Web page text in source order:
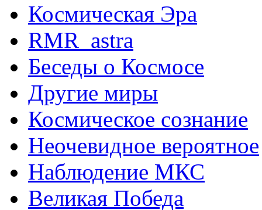
Космическая Эра
RMR_astra
Беседы о Космосе
Другие миры
Космическое сознание
Неочевидное вероятное
Наблюдение МКС
Великая Победа